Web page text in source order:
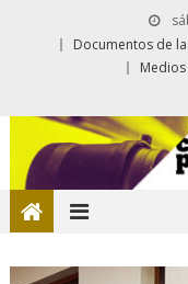
Documentos de la